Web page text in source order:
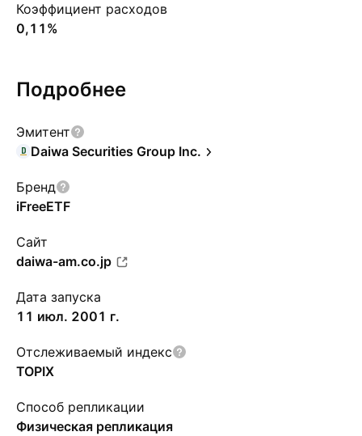
Коэффициент расходов
0,11%
Подробнее
Эмитент
Daiwa Securities Group Inc.
Бренд
iFreeETF
Сайт
daiwa-am.co.jp
Дата запуска
11 июл. 2001 г.
Отслеживаемый индекс
TOPIX
Способ репликации
Физическая репликация